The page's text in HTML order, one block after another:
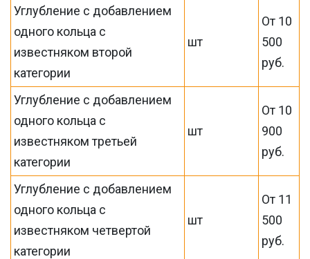
Углубление с добавлением
одного кольца с
известняком второй
категории
шт
От 10
500
руб.
Углубление с добавлением
одного кольца с
известняком третьей
категории
шт
От 10
900
руб.
Углубление с добавлением
одного кольца с
известняком четвертой
категории
шт
От 11
500
руб.